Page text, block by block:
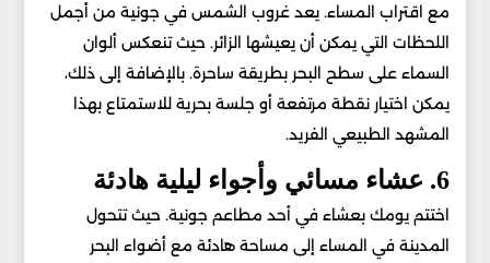
مع اقتراب المساء. يعد غروب الشمس في جونية من أجمل
اللحظات التي يمكن أن يعيشها الزائر. حيث تنعكس ألوان
السماء على سطح البحر بطريقة ساحرة. بالإضافة إلى ذلك،
يمكن اختيار نقطة مرتفعة أو جلسة بحرية للاستمتاع بهذا
المشهد الطبيعي الفريد.
6. عشاء مسائي وأجواء ليلية هادئة
اختتم يومك بعشاء في أحد مطاعم جونية. حيث تتحول
المدينة في المساء إلى مساحة هادئة مع أضواء البحر